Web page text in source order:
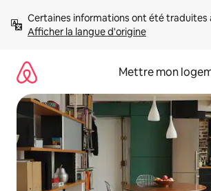
directement
Afficher la langue d'origine
Mettre mon